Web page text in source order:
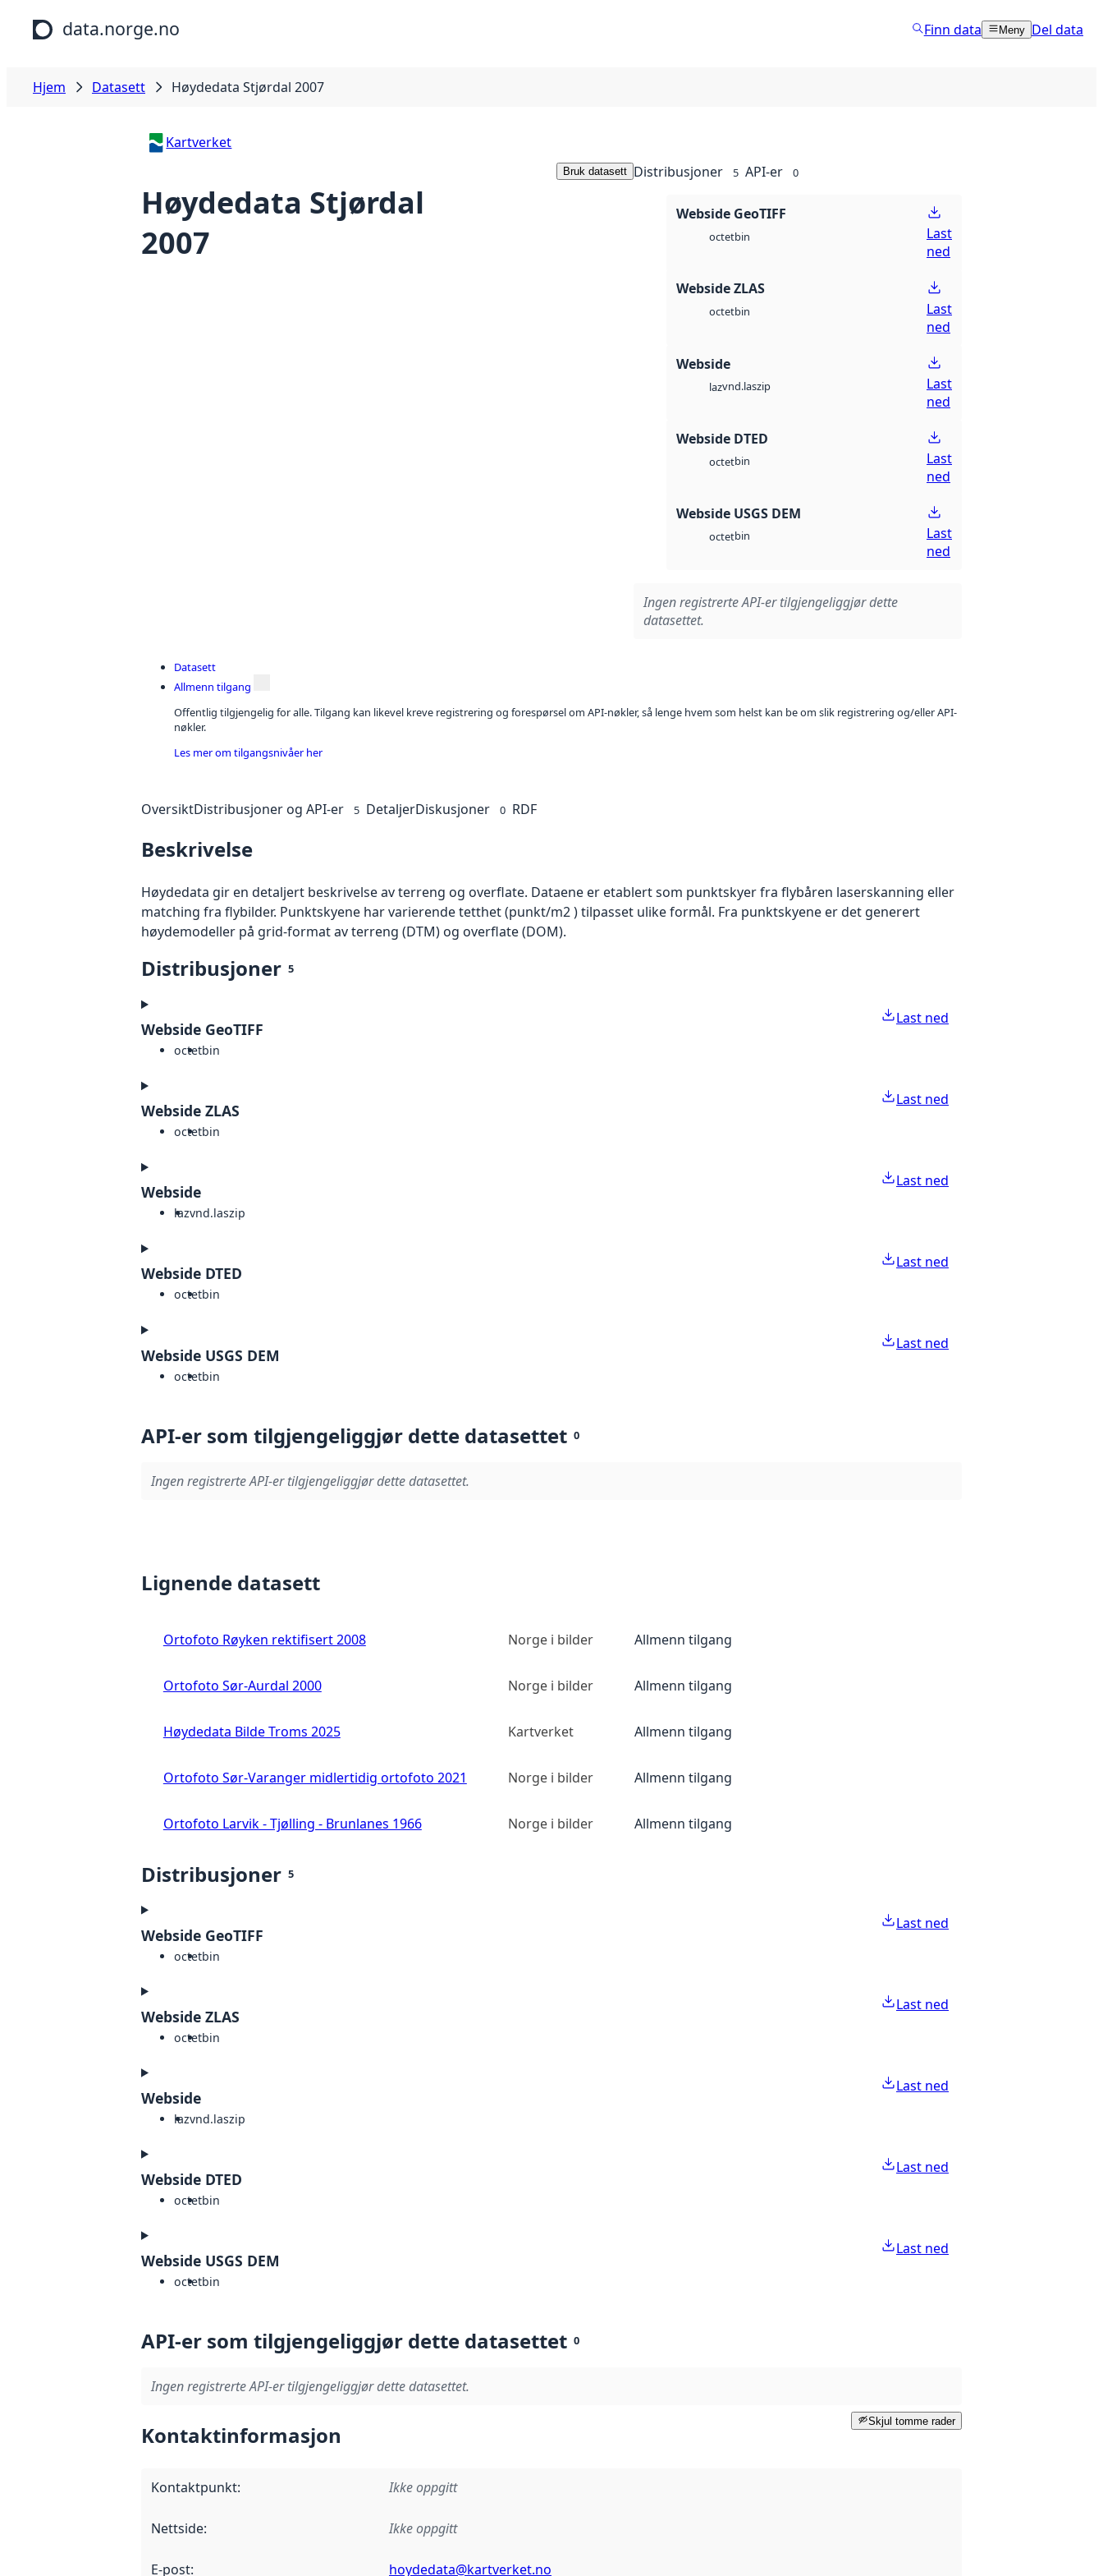
Hopp til hovedinnhold
data.norge.no Finn data Meny Del data
Hjem Datasett Høydedata Stjørdal 2007
Kartverket
Høydedata Stjørdal
2007
Bruk datasett Distribusjoner 5 API-er 0
Webside GeoTIFF
octetbin
Last
ned
Webside ZLAS
octetbin
Last
ned
Webside
lazvnd.laszip
Last
ned
Webside DTED
octetbin
Last
ned
Webside USGS DEM
octetbin
Last
ned
Ingen registrerte API-er tilgjengeliggjør dette
datasettet.
Datasett
Allmenn tilgang
Offentlig tilgjengelig for alle. Tilgang kan likevel kreve registrering og forespørsel om API-nøkler, så lenge hvem som helst kan be om slik registrering og/eller API-
nøkler.
Les mer om tilgangsnivåer her
OversiktDistribusjoner og API-er 5 DetaljerDiskusjoner 0 RDF
Beskrivelse
Høydedata gir en detaljert beskrivelse av terreng og overflate. Dataene er etablert som punktskyer fra flybåren laserskanning eller
matching fra flybilder. Punktskyene har varierende tetthet (punkt/m2 ) tilpasset ulike formål. Fra punktskyene er det generert
høydemodeller på grid-format av terreng (DTM) og overflate (DOM).
Distribusjoner 5
Webside GeoTIFF
octetbin
Last ned
Webside ZLAS
octetbin
Last ned
Webside
lazvnd.laszip
Last ned
Webside DTED
octetbin
Last ned
Webside USGS DEM
octetbin
Last ned
API-er som tilgjengeliggjør dette datasettet 0
Ingen registrerte API-er tilgjengeliggjør dette datasettet.
Lignende datasett
Ortofoto Røyken rektifisert 2008 Norge i bilder Allmenn tilgang
Ortofoto Sør-Aurdal 2000 Norge i bilder Allmenn tilgang
Høydedata Bilde Troms 2025 Kartverket Allmenn tilgang
Ortofoto Sør-Varanger midlertidig ortofoto 2021 Norge i bilder Allmenn tilgang
Ortofoto Larvik - Tjølling - Brunlanes 1966 Norge i bilder Allmenn tilgang
Distribusjoner 5
Webside GeoTIFF
octetbin
Last ned
Webside ZLAS
octetbin
Last ned
Webside
lazvnd.laszip
Last ned
Webside DTED
octetbin
Last ned
Webside USGS DEM
octetbin
Last ned
API-er som tilgjengeliggjør dette datasettet 0
Ingen registrerte API-er tilgjengeliggjør dette datasettet.
Skjul tomme rader
Kontaktinformasjon
Kontaktpunkt: Ikke oppgitt
Nettside: Ikke oppgitt
E-post: hoydedata@kartverket.no